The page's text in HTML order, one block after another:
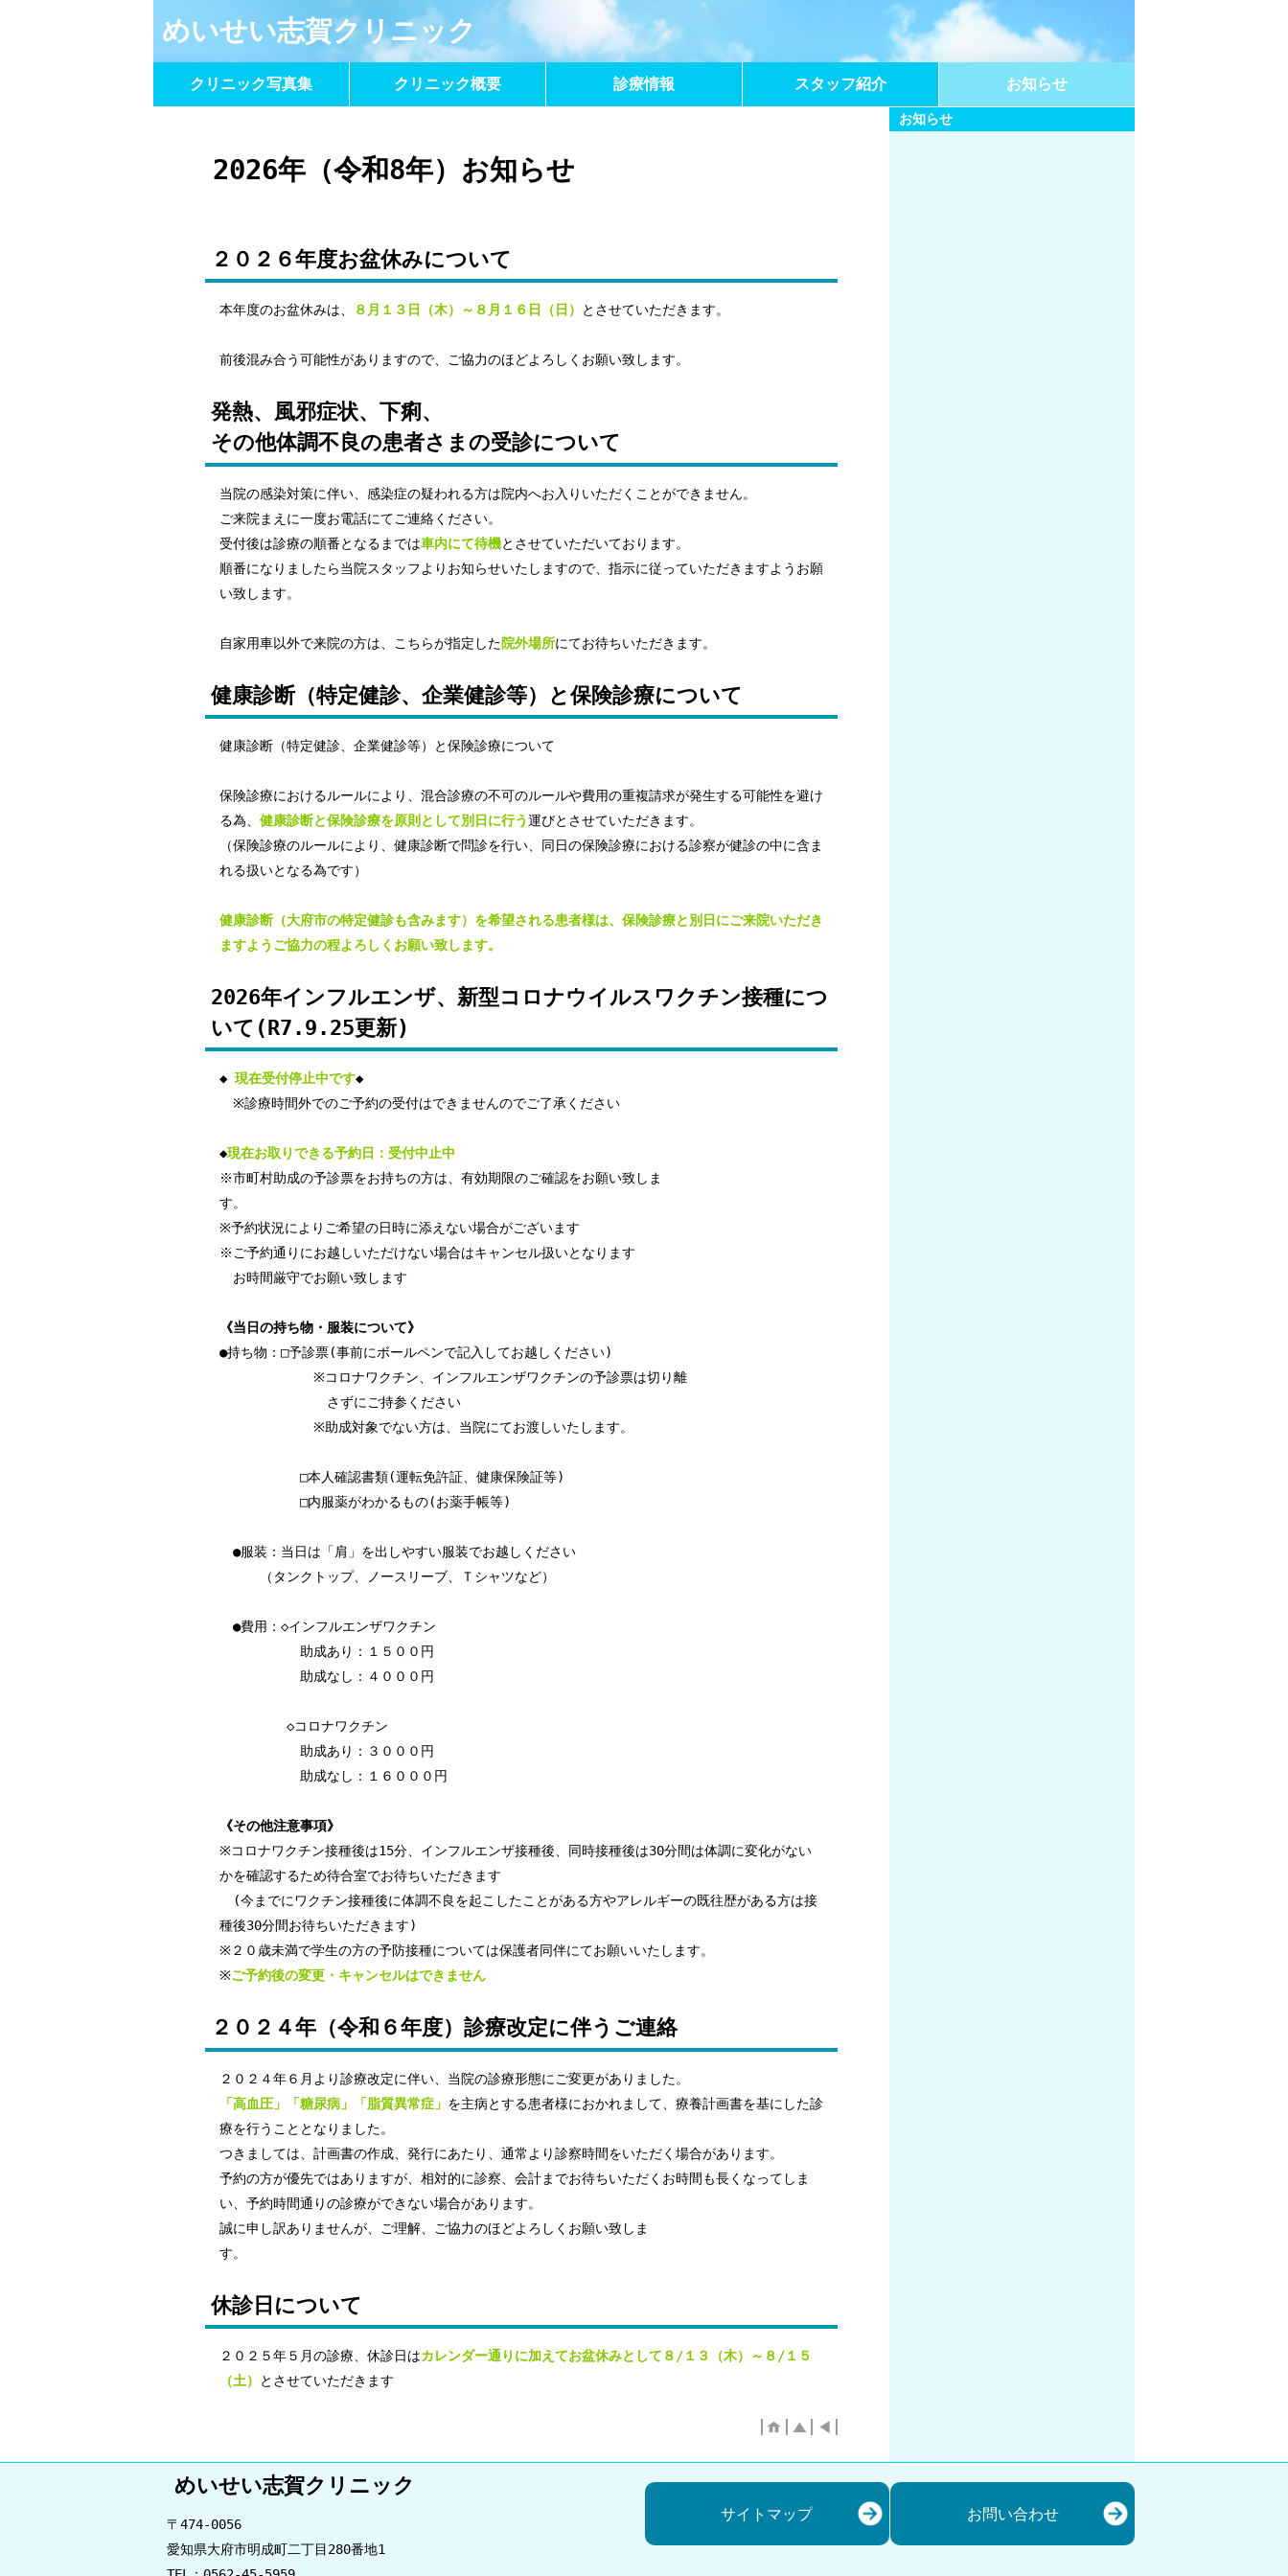
めいせい志賀クリニック
クリニック写真集 クリニック概要 診療情報 スタッフ紹介 お知らせ
2026年（令和8年）お知らせ
２０２６年度お盆休みについて
本年度のお盆休みは、 ８月１３日（木）～８月１６日（日） とさせていただきます。
前後混み合う可能性がありますので、ご協力のほどよろしくお願い致します。
発熱、風邪症状、下痢、
その他体調不良の患者さまの受診について
当院の感染対策に伴い、感染症の疑われる方は院内へお入りいただくことができません。
ご来院まえに一度お電話にてご連絡ください。
受付後は診療の順番となるまでは車内にて待機とさせていただいております。
順番になりましたら当院スタッフよりお知らせいたしますので、指示に従っていただきますようお願
い致します。
自家用車以外で来院の方は、こちらが指定した院外場所にてお待ちいただきます。
健康診断（特定健診、企業健診等）と保険診療について
健康診断（特定健診、企業健診等）と保険診療について
保険診療におけるルールにより、混合診療の不可のルールや費用の重複請求が発生する可能性を避け
る為、 健康診断と保険診療を原則として別日に行う運びとさせていただきます。
（保険診療のルールにより、健康診断で問診を行い、同日の保険診療における診察が健診の中に含ま
れる扱いとなる為です）
健康診断（大府市の特定健診も含みます）を希望される患者様は、保険診療と別日にご来院いただき
ますようご協力の程よろしくお願い致します。
2026年インフルエンザ、新型コロナウイルスワクチン接種につ
いて(R7.9.25更新)
◆ 現在受付停止中です◆
※診療時間外でのご予約の受付はできませんのでご了承ください
◆現在お取りできる予約日：受付中止中
※市町村助成の予診票をお持ちの方は、有効期限のご確認をお願い致しま
す。
※予約状況によりご希望の日時に添えない場合がございます
※ご予約通りにお越しいただけない場合はキャンセル扱いとなります
お時間厳守でお願い致します
《当日の持ち物・服装について》
●持ち物：□予診票(事前にボールペンで記入してお越しください)
※コロナワクチン、インフルエンザワクチンの予診票は切り離
さずにご持参ください
※助成対象でない方は、当院にてお渡しいたします。
□本人確認書類(運転免許証、健康保険証等)
□内服薬がわかるもの(お薬手帳等)
●服装：当日は「肩」を出しやすい服装でお越しください
（タンクトップ、ノースリーブ、Ｔシャツなど）
●費用：◇インフルエンザワクチン
助成あり：１５００円
助成なし：４０００円
◇コロナワクチン
助成あり：３０００円
助成なし：１６０００円
《その他注意事項》
※コロナワクチン接種後は15分、インフルエンザ接種後、同時接種後は30分間は体調に変化がない
かを確認するため待合室でお待ちいただきます
(今までにワクチン接種後に体調不良を起こしたことがある方やアレルギーの既往歴がある方は接
種後30分間お待ちいただきます)
※２０歳未満で学生の方の予防接種については保護者同伴にてお願いいたします。
※ご予約後の変更・キャンセルはできません
２０２４年（令和６年度）診療改定に伴うご連絡
２０２４年６月より診療改定に伴い、当院の診療形態にご変更がありました。
「高血圧」「糖尿病」「脂質異常症」 を主病とする患者様におかれまして、療養計画書を基にした診
療を行うこととなりました。
つきましては、計画書の作成、発行にあたり、通常より診察時間をいただく場合があります。
予約の方が優先ではありますが、相対的に診察、会計までお待ちいただくお時間も長くなってしま
い、予約時間通りの診療ができない場合があります。
誠に申し訳ありませんが、ご理解、ご協力のほどよろしくお願い致しま
す。
休診日について
２０２５年５月の診療、休診日はカレンダー通りに加えてお盆休みとして８/１３（木）～８/１５
（土）
とさせていただきます
お知らせ
めいせい志賀クリニック
〒474-0056
愛知県大府市明成町二丁目280番地1
サイトマップ お問い合わせ